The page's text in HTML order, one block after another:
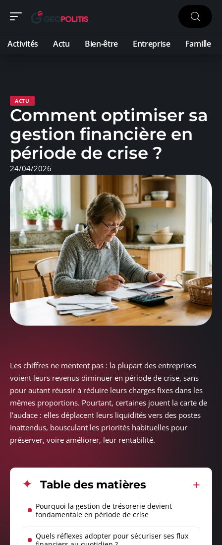
Activités Actu Bien-être Entreprise Famille
ACTU
Comment optimiser sa
gestion financière en
période de crise ?
24/04/2026
Les chiffres ne mentent pas : la plupart des entreprises
voient leurs revenus diminuer en période de crise, sans
pour autant réussir à réduire leurs charges fixes dans les
mêmes proportions. Pourtant, certaines jouent la carte de
l’audace : elles déplacent leurs liquidités vers des postes
inattendus, bousculant les priorités habituelles pour
préserver, voire améliorer, leur rentabilité.
Table des matières
Pourquoi la gestion de trésorerie devient
fondamentale en période de crise
Quels réflexes adopter pour sécuriser ses flux